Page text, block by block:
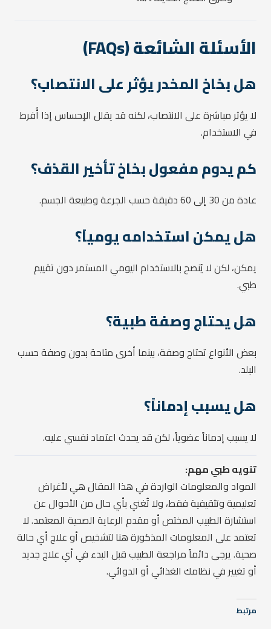
الأسئلة الشائعة (FAQs)
هل بخاخ المخدر يؤثر على الانتصاب؟
لا يؤثر مباشرة على الانتصاب، لكنه قد يقلل الإحساس إذا أُفرط
في الاستخدام.
كم يدوم مفعول بخاخ تأخير القذف؟
عادة من 30 إلى 60 دقيقة حسب الجرعة وطبيعة الجسم.
هل يمكن استخدامه يومياً؟
يمكن، لكن لا يُنصح بالاستخدام اليومي المستمر دون تقييم
طبي.
هل يحتاج وصفة طبية؟
بعض الأنواع تحتاج وصفة، بينما أخرى متاحة بدون وصفة حسب
البلد.
هل يسبب إدماناً؟
لا يسبب إدماناً عضوياً، لكن قد يحدث اعتماد نفسي عليه.
تنويه طبي مهم:
المواد والمعلومات الواردة في هذا المقال هي لأغراض
تعليمية وتثقيفية فقط، ولا تُغني بأي حال من الأحوال عن
استشارة الطبيب المختص أو مقدم الرعاية الصحية المعتمد. لا
تعتمد على المعلومات المذكورة هنا لتشخيص أو علاج أي حالة
صحية. يرجى دائماً مراجعة الطبيب قبل البدء في أي علاج جديد
أو تغيير في نظامك الغذائي أو الدوائي.
مرتبط